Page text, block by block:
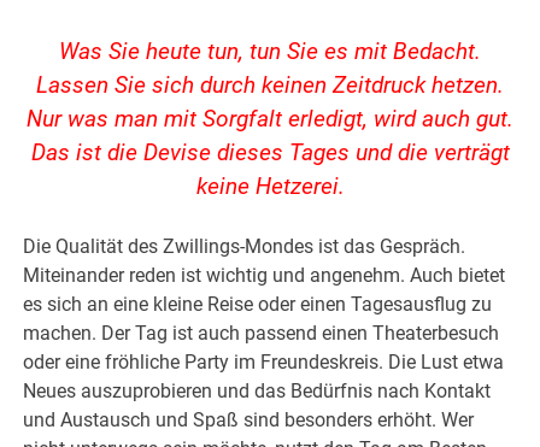
Was Sie heute tun, tun Sie es mit Bedacht.
Lassen Sie sich durch keinen Zeitdruck hetzen.
Nur was man mit Sorgfalt erledigt, wird auch gut.
Das ist die Devise dieses Tages und die verträgt
keine Hetzerei.
Die Qualität des Zwillings-Mondes ist das Gespräch.
Miteinander reden ist wichtig und angenehm. Auch bietet
es sich an eine kleine Reise oder einen Tagesausflug zu
machen. Der Tag ist auch passend einen Theaterbesuch
oder eine fröhliche Party im Freundeskreis. Die Lust etwa
Neues auszuprobieren und das Bedürfnis nach Kontakt
und Austausch und Spaß sind besonders erhöht. Wer